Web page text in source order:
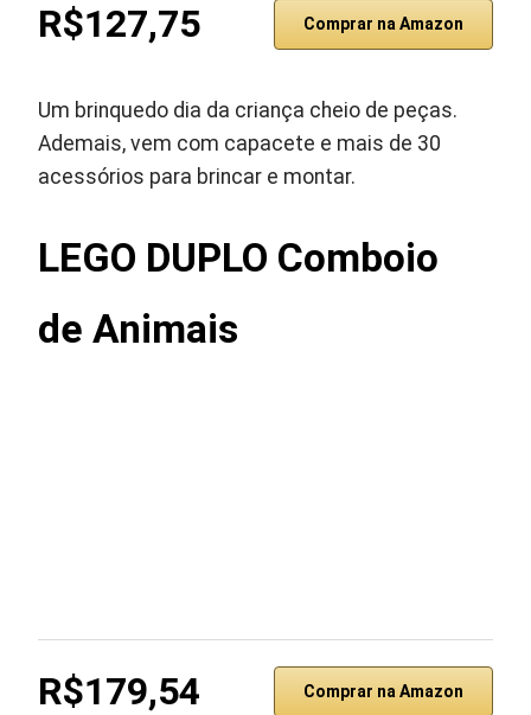
R$127,75 Comprar na Amazon
Um brinquedo dia da criança cheio de peças.
Ademais, vem com capacete e mais de 30
acessórios para brincar e montar.
LEGO DUPLO Comboio
de Animais
R$179,54 Comprar na Amazon